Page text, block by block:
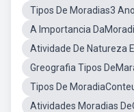
Tipos De Moradias3 Ano
A Importancia
Atividade De Natureza
Greografia Tipos
Tipos De
Atividades Moradias